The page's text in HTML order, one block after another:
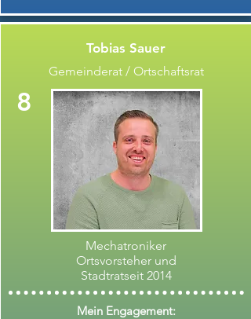
Tobias Sauer
Gemeinderat / Ortschaftsrat
8
Mechatroniker
Ortsvorsteher und
Stadtratseit 2014
Mein Engagement: